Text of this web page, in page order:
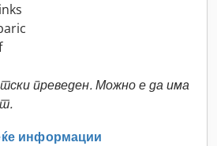
преведен. Можно е да има
информации